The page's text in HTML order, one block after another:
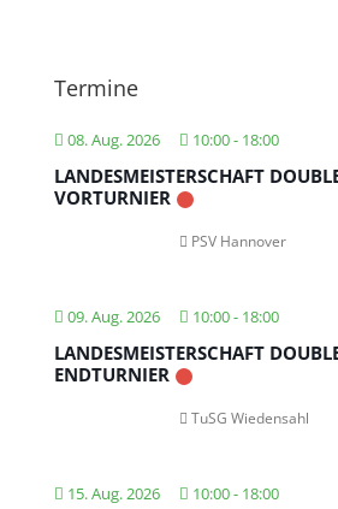
Termine
08. Aug. 2026 10:00- 18:00
LANDESMEISTERSCHAFT
VORTURNIER
PSV Hannover
09. Aug. 2026 10:00- 18:00
LANDESMEISTERSCHAFT
ENDTURNIER
TuSG Wiedensahl
15. Aug. 2026 10:00- 18:00